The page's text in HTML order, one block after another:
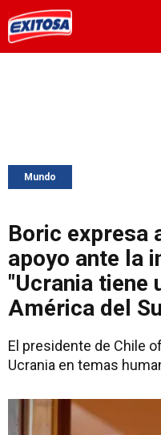
Mundo
Boric expresa
apoyo ante la
"Ucrania tiene
América del
El presidente de Chile
Ucrania en temas